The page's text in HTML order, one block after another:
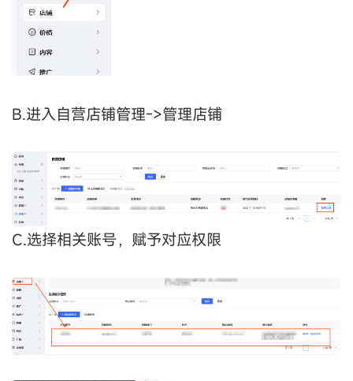
B.进入自营店铺管理->管理店铺
C.选择相关账号，赋予对应权限